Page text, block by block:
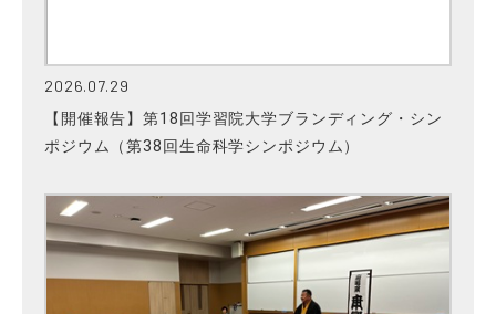
2026.07.29
【開催報告】第18回学習院大学ブランディング・シン
ポジウム（第38回生命科学シンポジウム）